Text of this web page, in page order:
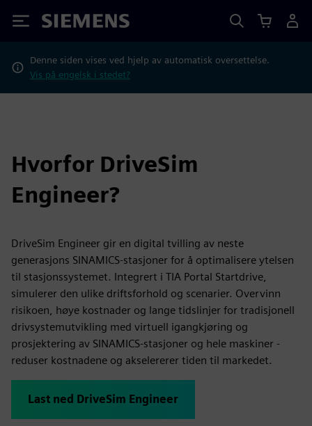
Siemens
Denne siden vises ved hjelp av automatisk oversettelse.
Vis på engelsk i stedet?
Hvorfor DriveSim
Engineer?
DriveSim Engineer gir en digital tvilling av neste
generasjons SINAMICS-stasjoner for å optimalisere ytelsen
til stasjonssystemet. Integrert i TIA Portal Startdrive,
simulerer den ulike driftsforhold og scenarier. Overvinn
risikoen, høye kostnader og lange tidslinjer for tradisjonell
drivsystemutvikling med virtuell igangkjøring og
prosjektering av SINAMICS-stasjoner og hele maskiner -
reduser kostnadene og akselererer tiden til markedet.
Last ned DriveSim Engineer